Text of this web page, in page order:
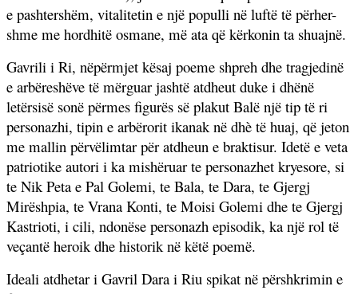
e pashtershëm, vitalitetin e një populli në luftë të përher-
shme me hordhitë osmane, më ata që kërkonin ta shuajnë.
Gavrili i Ri, nëpërmjet kësaj poeme shpreh dhe tragjedinë
e arbëreshëve të mërguar jashtë atdheut duke i dhënë
letërsisë sonë përmes figurës së plakut Balë një tip të ri
personazhi, tipin e arbërorit ikanak në dhè të huaj, që jeton
me mallin përvëlimtar për atdheun e braktisur. Idetë e veta
patriotike autori i ka mishëruar te personazhet kryesore, si
te Nik Peta e Pal Golemi, te Bala, te Dara, te Gjergj
Mirëshpia, te Vrana Konti, te Moisi Golemi dhe te Gjergj
Kastrioti, i cili, ndonëse personazh episodik, ka një rol të
veçantë heroik dhe historik në këtë poemë.
Ideali atdhetar i Gavril Dara i Riu spikat në përshkrimin e